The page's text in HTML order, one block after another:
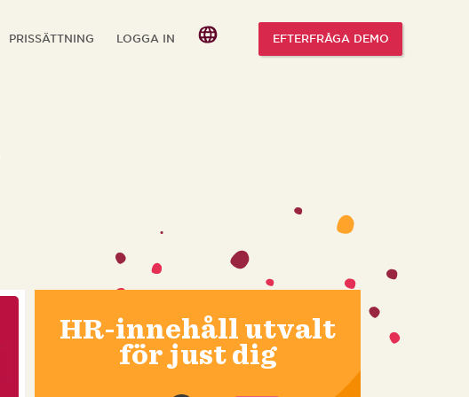
PRISSÄTTNING LOGGA IN EFTERFRÅGA DEMO
HR-innehåll utvalt
för just dig